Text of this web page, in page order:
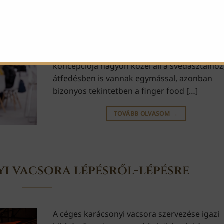
koncepciója nagyon közel áll a
átfedésben is vannak egymással, azonban
bizonyos tekintetben a finger food […]
TOVÁBB OLVASOM →
vacsora lépésről-lépésre
A céges karácsonyi vacsora szervezése igazi